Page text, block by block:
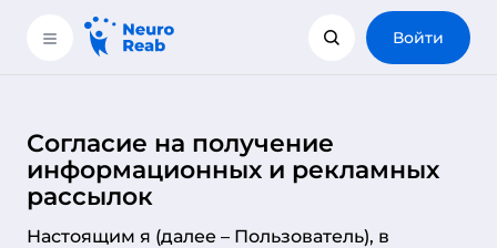
Войти
Согласие на получение
информационных и рекламных
рассылок
Настоящим я (далее – Пользователь), в